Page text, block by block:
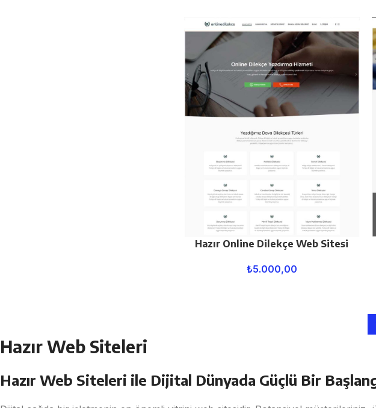
Hazır Online Dilekçe Web Sitesi
₺5.000,00
Hazır Web Siteleri
Hazır Web Siteleri ile Dijital Dünyada Güçlü Bir